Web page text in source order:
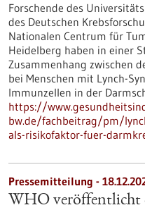
Forschende des
des Deutschen
Nationalen Centrum für
Heidelberg haben in einer
Zusammenhang zwischen
bei Menschen mit Lynch-
Immunzellen in der
https://
bw.de/fachbeitrag/pm/
als-risikofaktor-fuer-
Pressemitteilung -
WHO veröffentlicht